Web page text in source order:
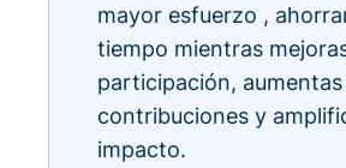
mayor esfuerzo ,
tiempo mientras
participación, aumentas
contribuciones y
impacto.